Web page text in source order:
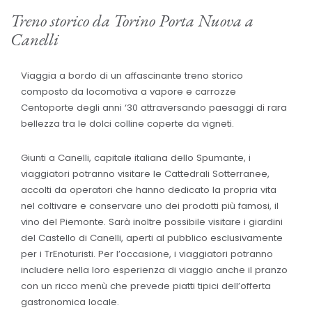
Treno storico da Torino Porta Nuova a
Canelli
Viaggia a bordo di un affascinante treno storico
composto da locomotiva a vapore e carrozze
Centoporte degli anni ‘30 attraversando paesaggi di rara
bellezza tra le dolci colline coperte da vigneti.
Giunti a Canelli, capitale italiana dello Spumante, i
viaggiatori potranno visitare le Cattedrali Sotterranee,
accolti da operatori che hanno dedicato la propria vita
nel coltivare e conservare uno dei prodotti più famosi, il
vino del Piemonte. Sarà inoltre possibile visitare i giardini
del Castello di Canelli, aperti al pubblico esclusivamente
per i TrEnoturisti. Per l’occasione, i viaggiatori potranno
includere nella loro esperienza di viaggio anche il pranzo
con un ricco menù che prevede piatti tipici dell’offerta
gastronomica locale.